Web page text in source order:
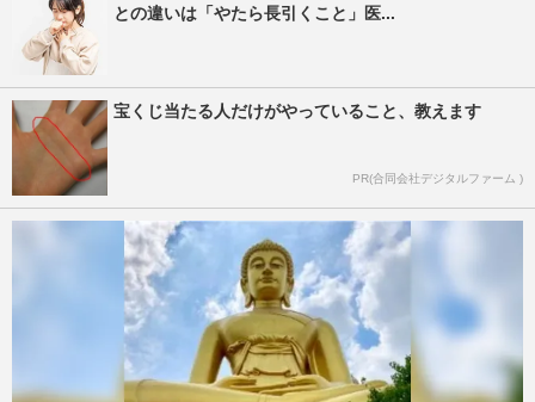
との違いは「やたら長引くこと」医...
宝くじ当たる人だけがやっていること、教えます
PR(合同会社デジタルファーム )